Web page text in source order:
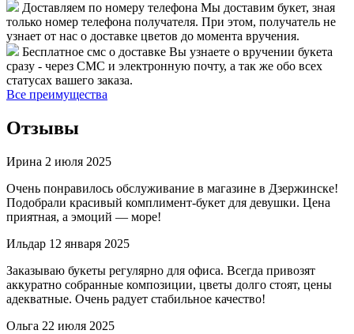
Доставляем по номеру телефона Мы доставим букет, зная
только номер телефона получателя. При этом, получатель не
узнает от нас о доставке цветов до момента вручения.
Бесплатное смс о доставке Вы узнаете о вручении букета
сразу - через СМС и электронную почту, а так же обо всех
статусах вашего заказа.
Все преимущества
Отзывы
Ирина 2 июля 2025
Очень понравилось обслуживание в магазине в Дзержинске!
Подобрали красивый комплимент-букет для девушки. Цена
приятная, а эмоций — море!
Ильдар 12 января 2025
Заказываю букеты регулярно для офиса. Всегда привозят
аккуратно собранные композиции, цветы долго стоят, цены
адекватные. Очень радует стабильное качество!
Ольга 22 июля 2025